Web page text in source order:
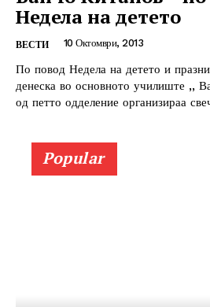
Недела на детето
ВЕСТИ 10 Октомври, 2013
По повод Недела на детето и
денеска во основното училиште ,,
од петто одделение организираа
Popular